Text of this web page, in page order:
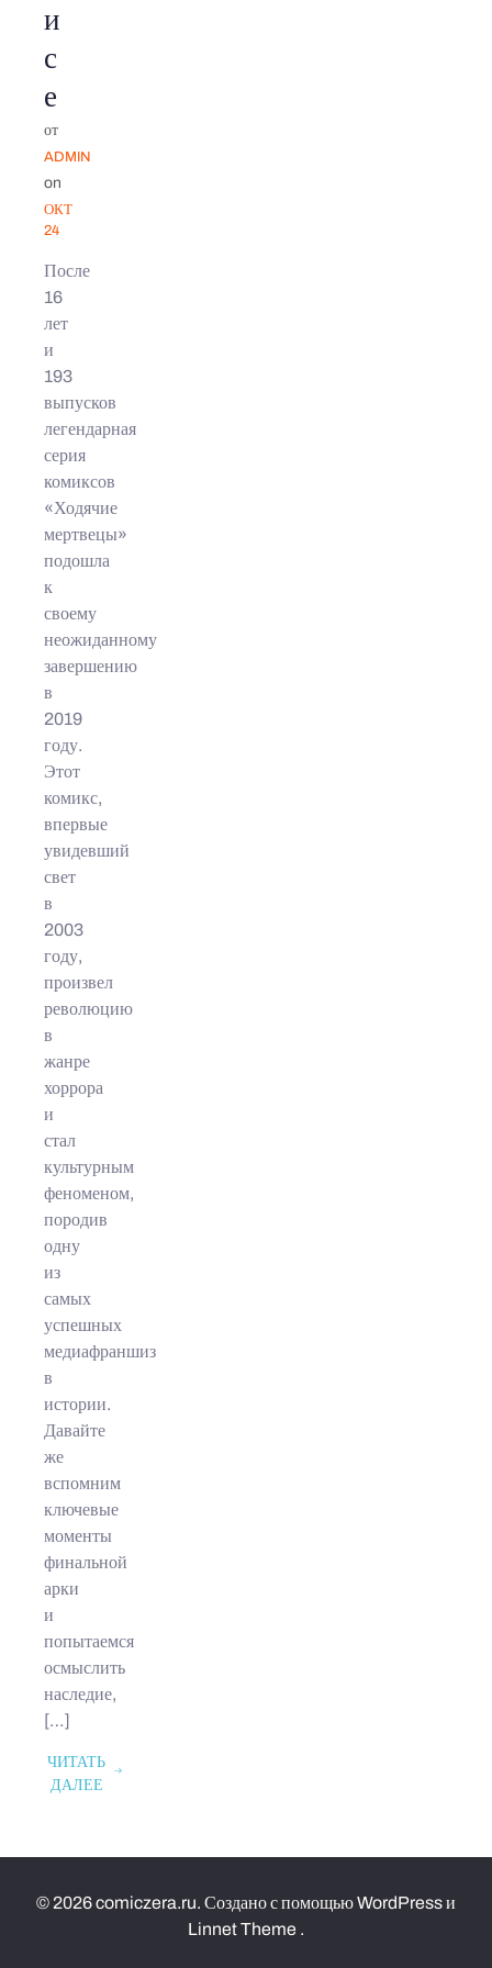
и
с
е
от
ADMIN
on
ОКТ
24
После
16
лет
и
193
выпусков
легендарная
серия
комиксов
«Ходячие
мертвецы»
подошла
к
своему
неожиданному
завершению
в
2019
году.
Этот
комикс,
впервые
увидевший
свет
в
2003
году,
произвел
революцию
в
жанре
хоррора
и
стал
культурным
феноменом,
породив
одну
из
самых
успешных
медиафраншиз
в
истории.
Давайте
же
вспомним
ключевые
моменты
финальной
арки
и
попытаемся
осмыслить
наследие,
[…]
ЧИТАТЬ
ДАЛЕЕ
© 2026 comiczera.ru. Создано с помощью WordPress и
Linnet Theme .